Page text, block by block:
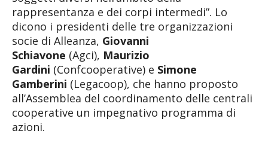
rappresentanza e dei corpi intermedi”. Lo
dicono i presidenti delle tre organizzazioni
socie di Alleanza, Giovanni
Schiavone (Agci), Maurizio
Gardini (Confcooperative) e Simone
Gamberini (Legacoop), che hanno proposto
all’Assemblea del coordinamento delle centrali
cooperative un impegnativo programma di
azioni.